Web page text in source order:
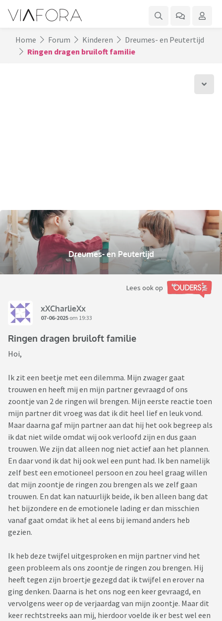
Home Forum Kinderen
Dreumes- en Peutertijd
Ringen dragen bruiloft familie
Dreumes- en Peutertijd
Lees ook op
xXCharlieXx
07-06-2025 om 19:33
Ringen dragen bruiloft familie
Hoi,
Ik zit een beetje met een dilemma. Mijn zwager gaat
trouwen en heeft mij en mijn partner gevraagd of ons
zoontje van 2 de ringen wil brengen. Mijn eerste reactie toen
mijn partner dit vroeg was dat ik dit heel lief en leuk vond.
Maar daarna gaf mijn partner aan dat hij het ook begreep als
ik dat niet wilde omdat wij ook verloofd zijn en dus gaan
trouwen. We zijn dat alleen nog niet actief aan het plannen.
En daar vond ik dat hij ook wel een punt had. Ik ben namelijk
zelf best een emotioneel persoon en zou heel graag willen
dat mijn zoontje de ringen zou brengen als we zelf gaan
trouwen. En dat kan natuurlijk beide, ik ben alleen bang dat
het bijzondere en de emotionele lading er dan misschien
vanaf gaat omdat ik het al eens bij iemand anders heb
gezien.
Ik heb deze twijfel uitgesproken en mijn partner vind het
geen probleem als ons zoontje de ringen zou brengen. Hij
heeft tegen zijn broertje gezegd dat ik twijfel en erover na
ging denken. Daarna is het ons nog een keer gevraagd, en
vervolgens weer op de verjaardag van mijn zoontje. Maar dit
keer rechtstreeks aan mij, hierdoor voelde ik er best wel een